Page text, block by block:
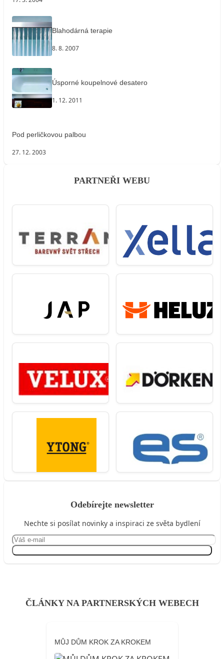
Blahodárná terapie
8. 8. 2007
Úsporné koupelnové desatero
1. 12. 2011
Pod perličkovou palbou
27. 12. 2003
PARTNEŘI WEBU
Odebírejte newsletter
Nechte si posílat novinky a inspiraci ze světa bydlení
ČLÁNKY NA PARTNERSKÝCH WEBECH
MŮJ DŮM KROK ZA KROKEM